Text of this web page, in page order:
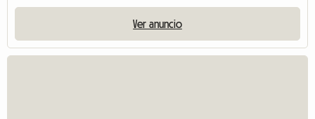
Ver anuncio